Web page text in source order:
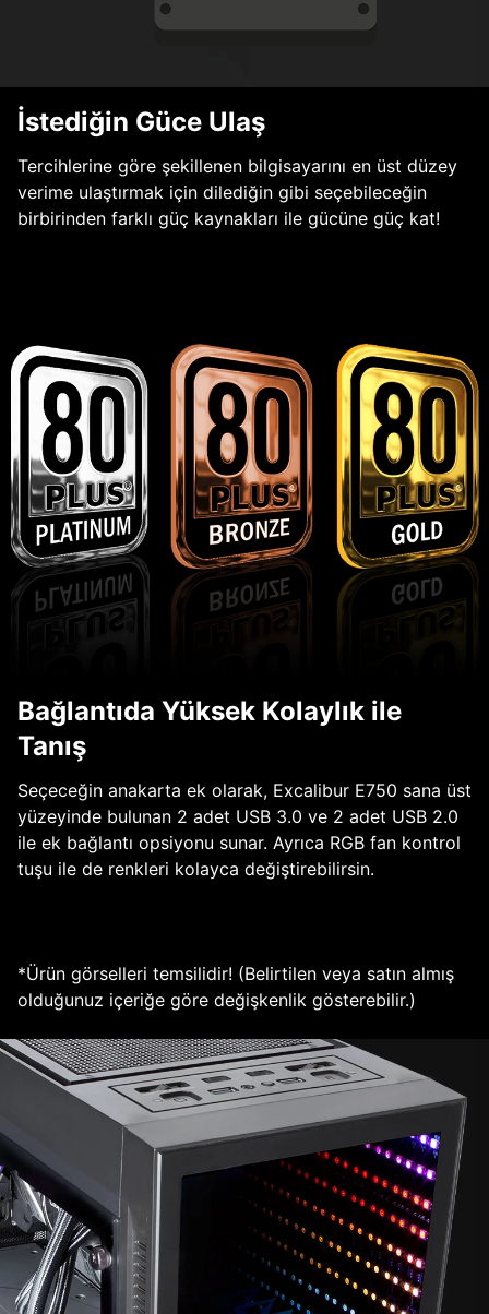
İstediğin Güce Ulaş
Tercihlerine göre şekillenen bilgisayarını en üst düzey
verime ulaştırmak için dilediğin gibi seçebileceğin
birbirinden farklı güç kaynakları ile gücüne güç kat!
Bağlantıda Yüksek Kolaylık ile
Tanış
Seçeceğin anakarta ek olarak, Excalibur E750 sana üst
yüzeyinde bulunan 2 adet USB 3.0 ve 2 adet USB 2.0
ile ek bağlantı opsiyonu sunar. Ayrıca RGB fan kontrol
tuşu ile de renkleri kolayca değiştirebilirsin.
*Ürün görselleri temsilidir! (Belirtilen veya satın almış
olduğunuz içeriğe göre değişkenlik gösterebilir.)